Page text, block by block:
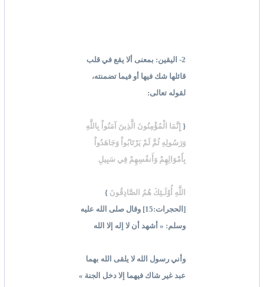
2- اليقين: بمعنى ألا يقع في قلب
قائلها شك فيها أو فيما تضمنته،
لقوله تعالى:
{ إِنَّمَا الْمُؤْمِنُونَ الَّذِينَ آمَنُواْ بِاللَّهِ
وَرَسُولِهِ ثُمَّ لَمْ يَرْتَابُواْ وَجَاهَدُواْ
بِأَمْوَالِهِمْ وَأَنفُسِهِمْ فِي سَبِيلِ
اللَّهِ أُوْلَـئِكَ هُمُ الصَّادِقُونَ }
[الحجرات:15] وقال صلى الله عليه
وسلم: « أشهد أن لا إله إلا الله
وأني رسول الله لا يلقى الله بهما
عبد غير شاك فيهما إلا دخل الجنة »